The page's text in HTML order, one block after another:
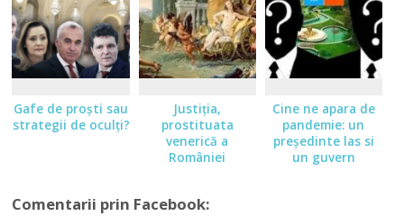
Gafe de proşti sau
strategii de oculţi?
Justiţia,
prostituata
venerică a
României
Cine ne apara de
pandemie: un
președinte las si
un guvern
Comentarii prin Facebook: